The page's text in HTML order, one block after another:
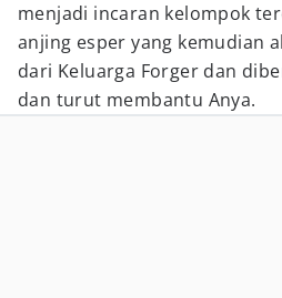
menjadi incaran kelompok
anjing esper yang kemudian
dari Keluarga Forger dan
dan turut membantu Anya.